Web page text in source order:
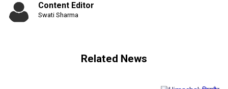
Content Editor
Swati Sharma
Related News